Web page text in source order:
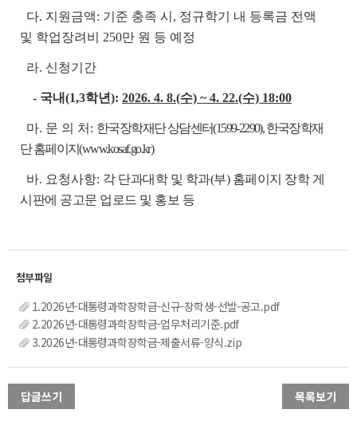
다. 지원금액: 기준 충족 시, 정규학기 내 등록금 전액
및 학업장려비 250만 원 등 예정
라. 신청기간
- 국내(1,3학년): 2026. 4. 8.(수) ~ 4. 22.(수) 18:00
마. 문 의 처: 한국장학재단 상담센터(1599-2290), 한국장학재
단 홈페이지(www.kosaf.go.kr)
바. 요청사항: 각 단과대학 및 학과(부) 홈페이지 장학 게
시판에 공고문 업로드 및 홍보 등
1.2026년-대통령과학장학금-신규-장학생-선발-공고.pdf
2.2026년-대통령과학장학금-업무처리기준.pdf
3.2026년-대통령과학장학금-제출서류-양식.zip
답글쓰기 목록보기